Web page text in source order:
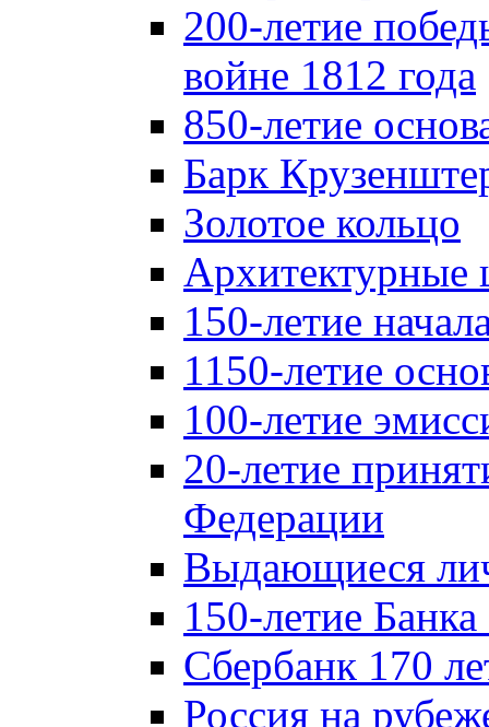
200-летие
войне 1812 года
850-летие
Барк
Золотое кольцо
Архитектурные
150-летие
1150-летие
100-летие
20-летие
Федерации
Выдающиеся
150-летие
Сбербанк 170
Россия на